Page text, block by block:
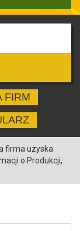
FIRM
firma uzyska
o Produkcji,